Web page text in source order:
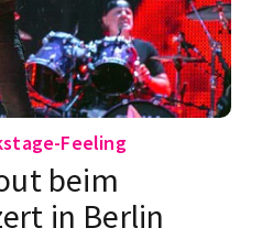
Feeling
beim
in Berlin